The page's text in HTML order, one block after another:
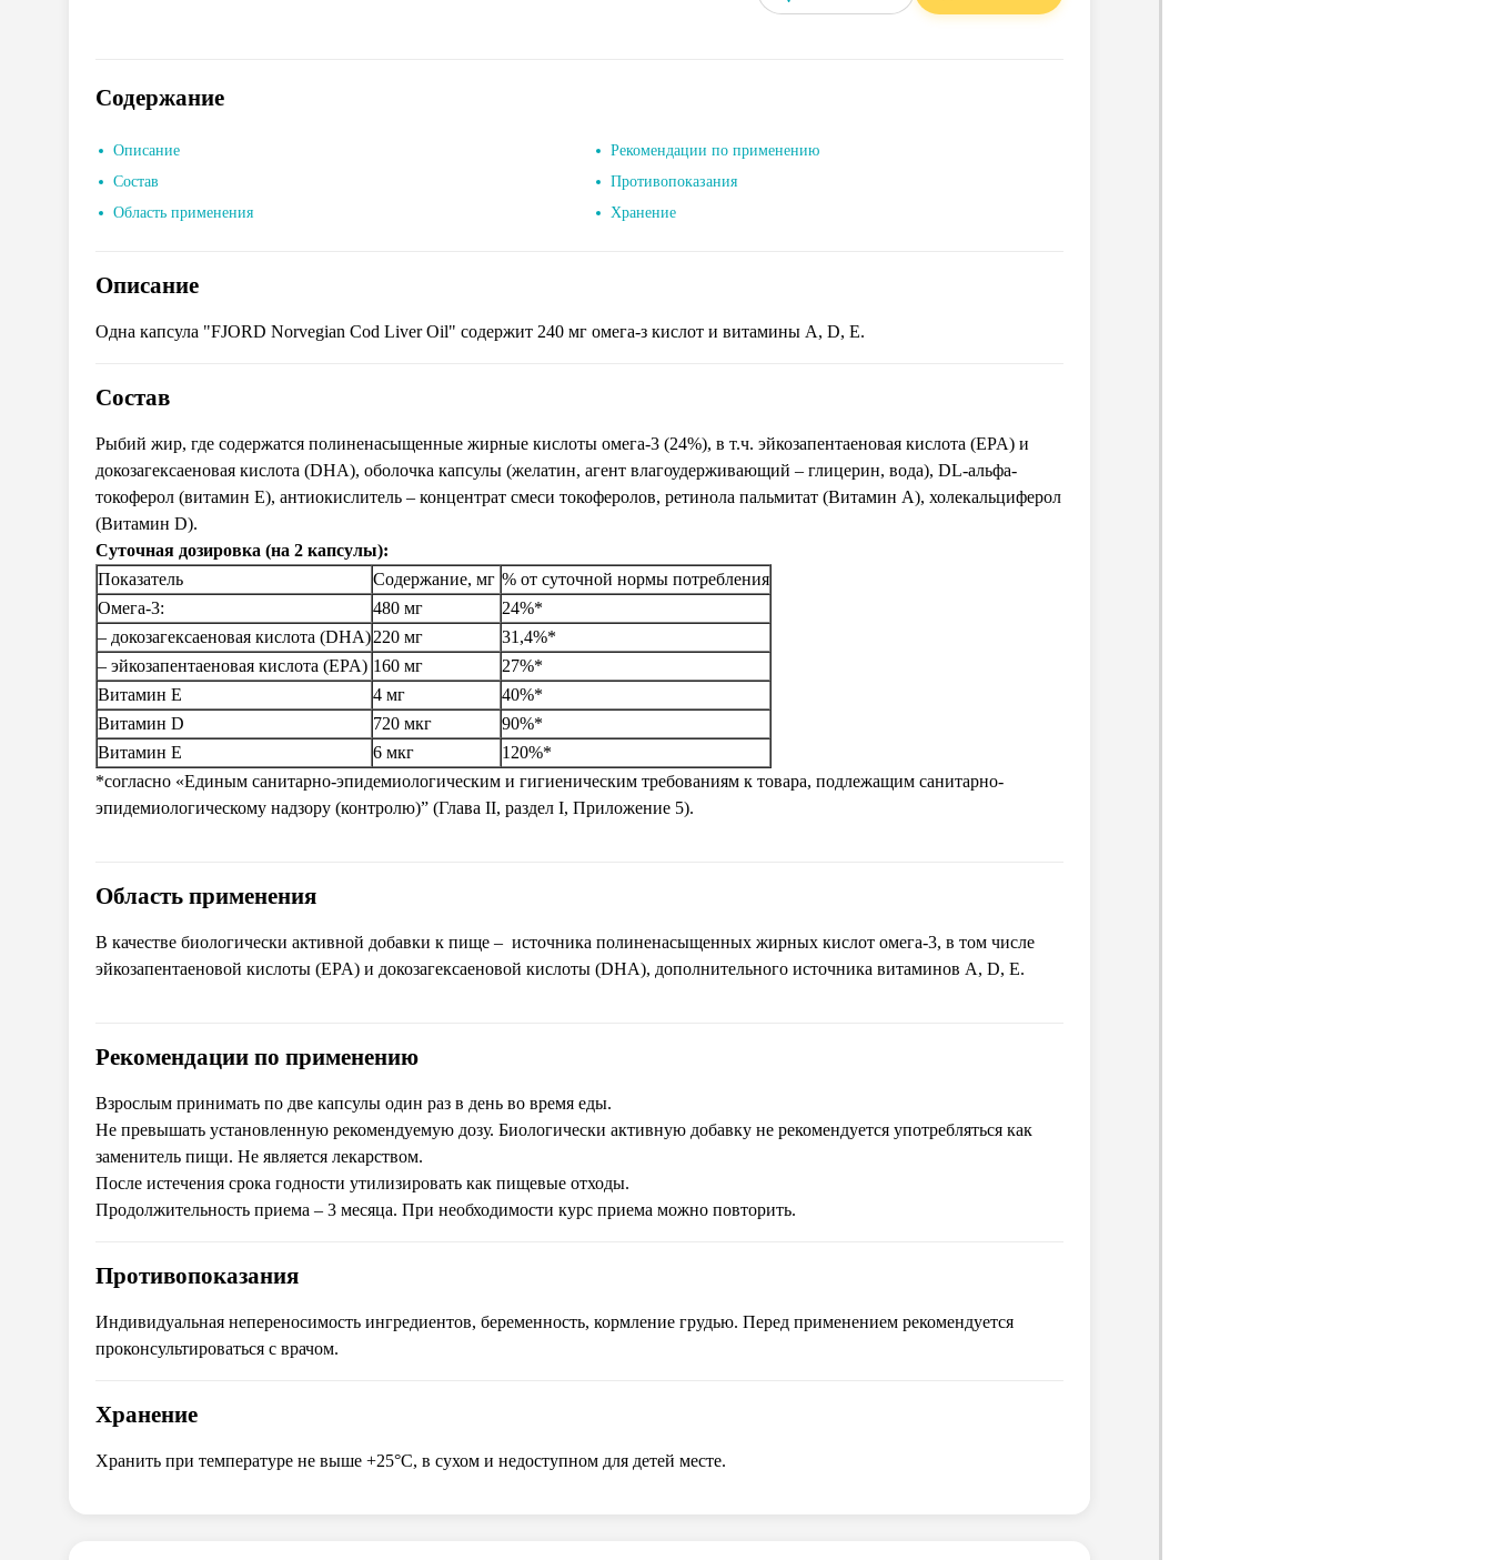
Содержание
Описание
Состав
Область применения
Рекомендации по применению
Противопоказания
Хранение
Описание
Одна капсула "FJORD Norvegian Cod Liver Oil" содержит 240 мг омега-з кислот и витамины А, D, Е.
Состав
Рыбий жир, где содержатся полиненасыщенные жирные кислоты омега-3 (24%), в т.ч. эйкозапентаеновая кислота (EPA) и
докозагексаеновая кислота (DHA), оболочка капсулы (желатин, агент влагоудерживающий – глицерин, вода), DL-альфа-
токоферол (витамин Е), антиокислитель – концентрат смеси токоферолов, ретинола пальмитат (Витамин А), холекальциферол
(Витамин D).
Суточная дозировка (на 2 капсулы):
Показатель
Содержание, мг % от суточной нормы потребления
Омега-3:
480 мг
24%*
– докозагексаеновая кислота (DHA)220 мг
31,4%*
– эйкозапентаеновая кислота (EPA) 160 мг
27%*
Витамин Е
4 мг
40%*
Витамин D
720 мкг
90%*
Витамин Е
6 мкг
120%*
*согласно «Единым санитарно-эпидемиологическим и гигиеническим требованиям к товара, подлежащим санитарно-
эпидемиологическому надзору (контролю)” (Глава II, раздел I, Приложение 5).
Область применения
В качестве биологически активной добавки к пище – источника полиненасыщенных жирных кислот омега-3, в том числе
эйкозапентаеновой кислоты (EPA) и докозагексаеновой кислоты (DHA), дополнительного источника витаминов А, D, Е.
Рекомендации по применению
Взрослым принимать по две капсулы один раз в день во время еды.
Не превышать установленную рекомендуемую дозу. Биологически активную добавку не рекомендуется употребляться как
заменитель пищи. Не является лекарством.
После истечения срока годности утилизировать как пищевые отходы.
Продолжительность приема – 3 месяца. При необходимости курс приема можно повторить.
Противопоказания
Индивидуальная непереносимость ингредиентов, беременность, кормление грудью. Перед применением рекомендуется
проконсультироваться с врачом.
Хранение
Хранить при температуре не выше +25°С, в сухом и недоступном для детей месте.